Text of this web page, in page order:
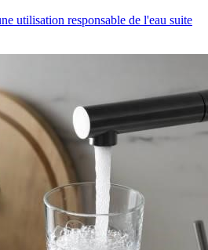
utilisation responsable de l'eau suite